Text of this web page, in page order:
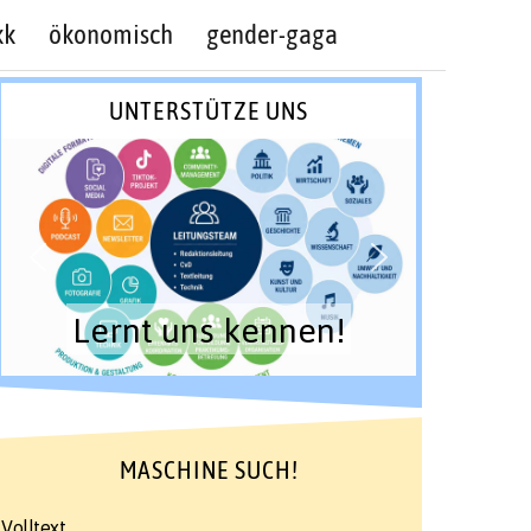
ökonomisch gender-gaga
UNTERSTÜTZE UNS
Lernt uns kennen!
MASCHINE SUCH!